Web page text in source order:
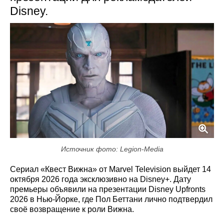
Disney.
Источник фото: Legion-Media
Сериал «Квест Вижна» от Marvel Television выйдет 14
октября 2026 года эксклюзивно на Disney+. Дату
премьеры объявили на презентации Disney Upfronts
2026 в Нью‑Йорке, где Пол Беттани лично подтвердил
своё возвращение к роли Вижна.